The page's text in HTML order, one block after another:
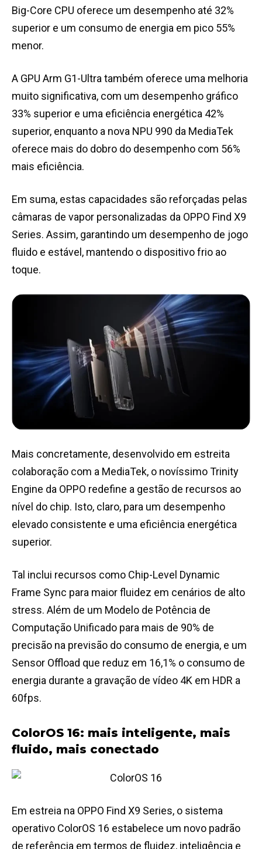
Big-Core CPU oferece um desempenho até 32%
superior e um consumo de energia em pico 55%
menor.
A GPU Arm G1-Ultra também oferece uma melhoria
muito significativa, com um desempenho gráfico
33% superior e uma eficiência energética 42%
superior, enquanto a nova NPU 990 da MediaTek
oferece mais do dobro do desempenho com 56%
mais eficiência.
Em suma, estas capacidades são reforçadas pelas
câmaras de vapor personalizadas da OPPO Find X9
Series. Assim, garantindo um desempenho de jogo
fluido e estável, mantendo o dispositivo frio ao
toque.
Mais concretamente, desenvolvido em estreita
colaboração com a MediaTek, o novíssimo Trinity
Engine da OPPO redefine a gestão de recursos ao
nível do chip. Isto, claro, para um desempenho
elevado consistente e uma eficiência energética
superior.
Tal inclui recursos como Chip-Level Dynamic
Frame Sync para maior fluidez em cenários de alto
stress. Além de um Modelo de Potência de
Computação Unificado para mais de 90% de
precisão na previsão do consumo de energia, e um
Sensor Offload que reduz em 16,1% o consumo de
energia durante a gravação de vídeo 4K em HDR a
60fps.
ColorOS 16: mais inteligente, mais
fluido, mais conectado
Em estreia na OPPO Find X9 Series, o sistema
operativo ColorOS 16 estabelece um novo padrão
de referência em termos de fluidez, inteligência e